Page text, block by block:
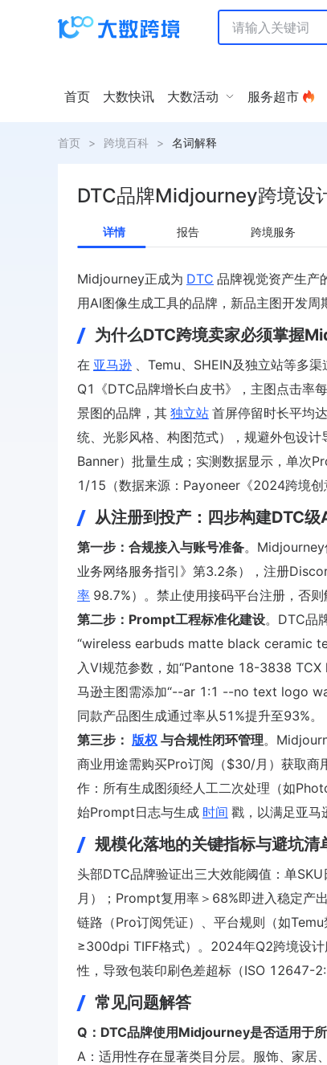
首页 大数快讯 大数活动 服务超市
首页 > 跨境百科 > 名词解释
DTC品牌Midjourney跨境设
详情 报告 跨境服务
Midjourney正成为 DTC 品牌视觉资产生产
用AI图像生成工具的品牌，新品主图开发
为什么DTC跨境卖家必须掌握
在 亚马逊 、Temu、SHEIN及独立站等多渠
Q1《DTC品牌增长白皮书》，主图点击率
景图的品牌，其 独立站 首屏停留时长平均
统、光影风格、构图范式），规避外包设
Banner）批量生成；实测数据显示，单次
1/15（数据来源：Payoneer《2024跨境创
从注册到投产：四步构建DTC
第一步：合规接入与账号准备。Midjourney
业务网络服务指引》第3.2条），注册
率 98.7%）。禁止使用接码平台注册，否
第二步：Prompt工程标准化建设。DTC品
“wireless earbuds matte black ceramic
入VI规范参数，如“Pantone 18-3838
马逊主图需添加“--ar 1:1 --no text logo
同款产品图生成通过率从51%提升至93%。
第三步： 版权 与合规性闭环管理。
商业用途需购买Pro订阅（$30/月）获取
作：所有生成图须经人工二次处理（如
始Prompt日志与生成 时间 戳，以满足亚马
规模化落地的关键指标与避坑清
头部DTC品牌验证出三大效能阈值：单
月）；Prompt复用率＞68%即进入稳定
链路（Pro订阅凭证）、平台规则（如
≥300dpi TIFF格式）。2024年Q2跨境设
性，导致包装印刷色差超标（ISO 12647-
常见问题解答
Q：DTC品牌使用Midjourney是否适用于
A：适用性存在显著类目分层。服饰、家